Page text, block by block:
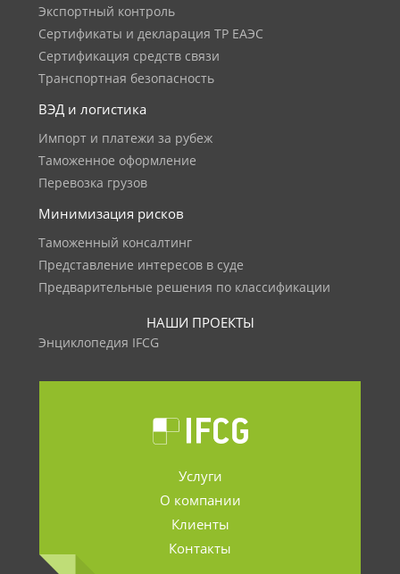
Экспортный контроль
Сертификаты и декларация ТР ЕАЭС
Сертификация средств связи
Транспортная безопасность
ВЭД и логистика
Импорт и платежи за рубеж
Таможенное оформление
Перевозка грузов
Минимизация рисков
Таможенный консалтинг
Представление интересов в суде
Предварительные решения по классификации
НАШИ ПРОЕКТЫ
Энциклопедия IFCG
Услуги
О компании
Клиенты
Контакты